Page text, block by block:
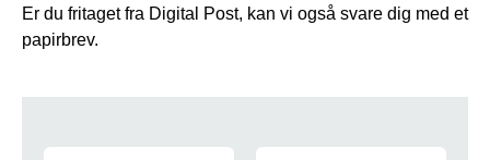
Er du fritaget fra Digital Post, kan vi også svare dig med et
papirbrev.